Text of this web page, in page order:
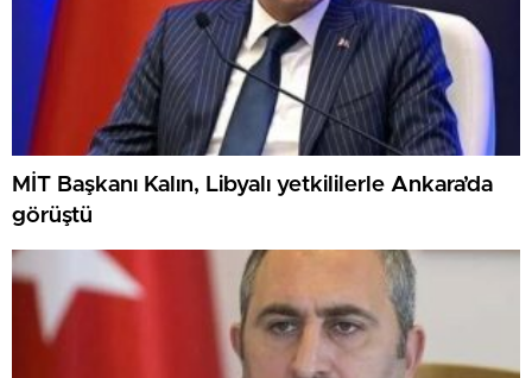
MİT Başkanı Kalın, Libyalı yetkililerle Ankara’da
görüştü